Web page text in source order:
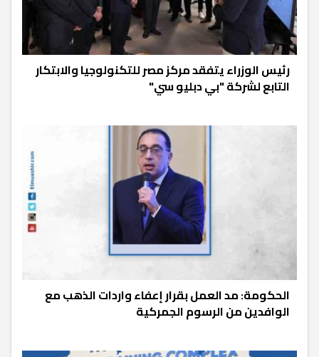
رئيس الوزراء يتفقد مركز مصر للتكنولوجيا والابتكار
التابع لشركة "بي دبليو سي"
الحكومة: مد العمل بقرار إعفاء واردات الذهب مع
الوافدين من الرسوم الجمركية